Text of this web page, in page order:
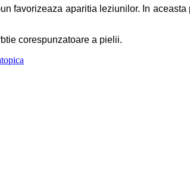
favorizeaza aparitia leziunilor. In
corespunzatoare a pielii.